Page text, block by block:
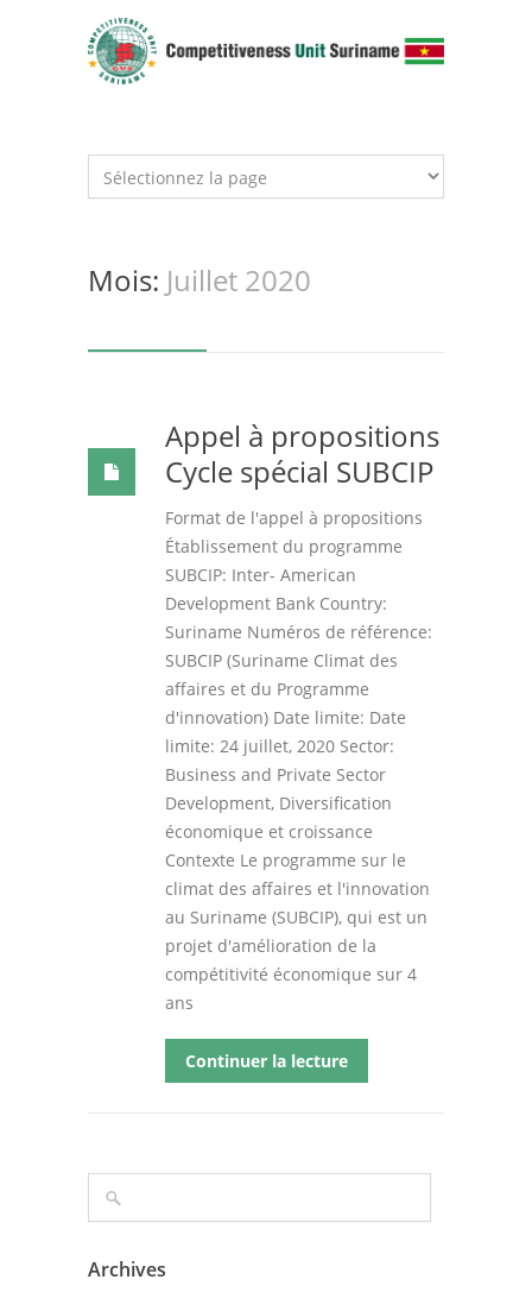
Mois: Juillet 2020
Appel à propositions
Cycle spécial SUBCIP
Format de l'appel à propositions
Établissement du programme
SUBCIP: Inter- American
Development Bank Country:
Suriname Numéros de référence:
SUBCIP (Suriname Climat des
affaires et du Programme
d'innovation) Date limite: Date
limite: 24 juillet, 2020 Sector:
Business and Private Sector
Development, Diversification
économique et croissance
Contexte Le programme sur le
climat des affaires et l'innovation
au Suriname (SUBCIP), qui est un
projet d'amélioration de la
compétitivité économique sur 4
ans
Continuer la lecture
Archives